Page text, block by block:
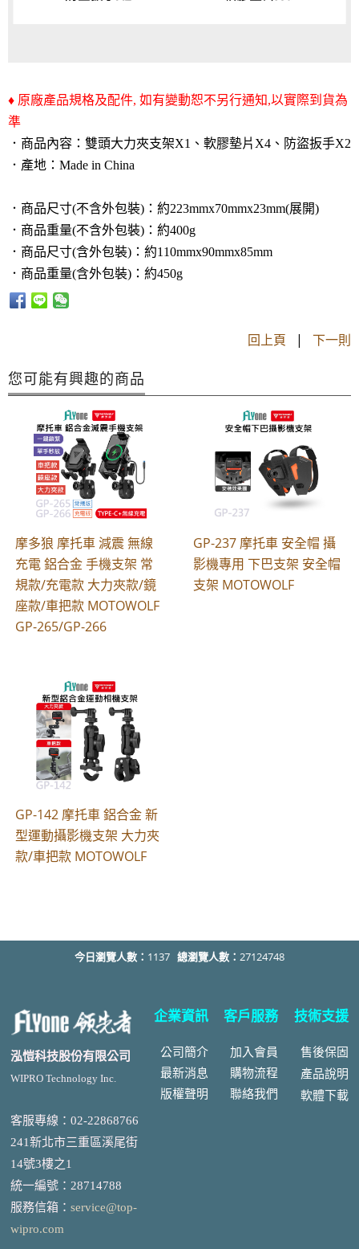
♦ 原廠產品規格及配件, 如有變動恕不另行通知,以實際到貨為
準
．商品內容：雙頭大力夾支架X1、軟膠墊片X4、防盜扳手X2
．產地：Made in China
．商品尺寸(不含外包裝)：約223mmx70mmx23mm(展開)
．商品重量(不含外包裝)： 約400g
．商品尺寸(含外包裝)：約110mmx90mmx85mm
．商品重量(含外包裝)： 約450g
回上頁 | 下一則
您可能有興趣的商品
摩多狼 摩托車 減震 無線
充電 鋁合金 手機支架 常
規款/充電款 大力夾款/鏡
座款/車把款 MOTOWOLF
GP-265/GP-266
GP-237 摩托車 安全帽 攝
影機專用 下巴支架 安全帽
支架 MOTOWOLF
GP-142 摩托車 鋁合金 新
型運動攝影機支架 大力夾
款/車把款 MOTOWOLF
今日瀏覽人數： 1137 總瀏覽人數： 27124748
泓愷科技股份有限公司
WIPRO Technology Inc.
客服專線：02-22868766
241新北市三重區溪尾街
14號3樓之1
統一編號 ： 28714788
服務信箱： service@top-
wipro.com
企業資訊
公司簡介
最新消息
版權聲明
客戶服務
加入會員
購物流程
聯絡我們
技術支援
售後保固
產品說明
軟體下載